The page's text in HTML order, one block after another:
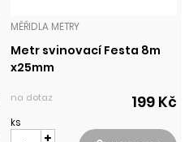
MĚŘIDLA METRY
Metr svinovací Festa 8m
x25mm
na dotaz 199 Kč
ks